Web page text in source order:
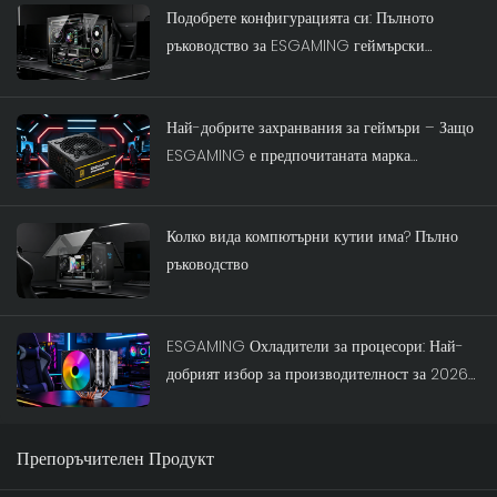
Подобрете конфигурацията си: Пълното
ръководство за ESGAMING геймърски
Най-добрите захранвания за геймъри – Защо
ESGAMING е предпочитаната марка
Колко вида компютърни кутии има? Пълно
ръководство
ESGAMING Охладители за процесори: Най-
добрият избор за производителност за 2026
Препоръчителен Продукт